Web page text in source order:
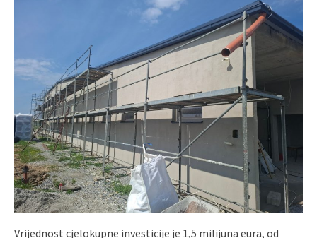
Vrijednost cjelokupne investicije je 1,5 milijuna eura, od